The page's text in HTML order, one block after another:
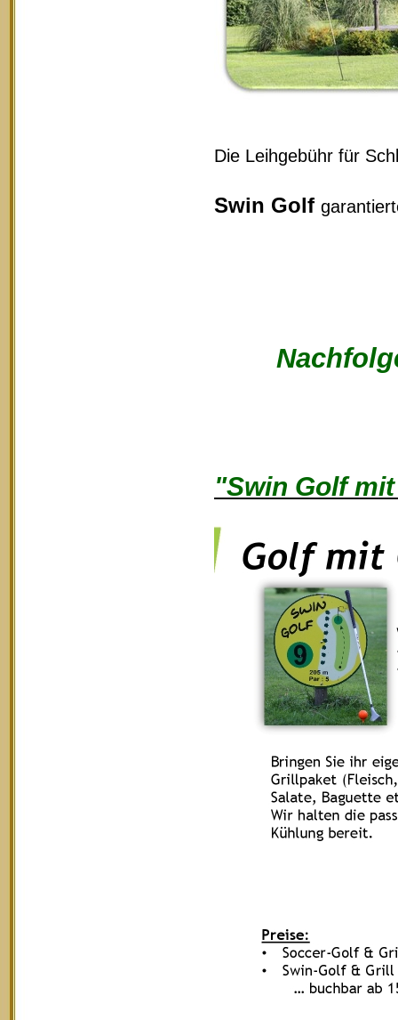
Die Leihgebühr für
Swin Golf
"Swin Golf